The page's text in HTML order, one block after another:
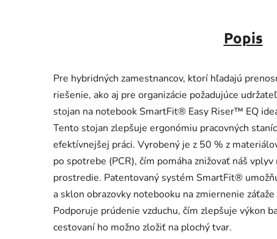
Popis
Pre hybridných zamestnancov, ktorí hľadajú
riešenie, ako aj pre organizácie požadujúce
stojan na notebook SmartFit® Easy Riser™ EQ
Tento stojan zlepšuje ergonómiu pracovných
efektívnejšej práci. Vyrobený je z 50 % z
po spotrebe (PCR), čím pomáha znižovať náš vplyv
prostredie. Patentovaný systém SmartFit®
a sklon obrazovky notebooku na zmiernenie
Podporuje prúdenie vzduchu, čím zlepšuje výkon
cestovaní ho možno zložiť na plochý tvar.